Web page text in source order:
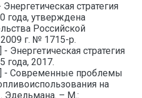
Энергетическая стратегия
года, утверждена
Российской
г. № 1715-р.
Энергетическая стратегия
года, 2017.
- Современные проблемы
на
– М.: